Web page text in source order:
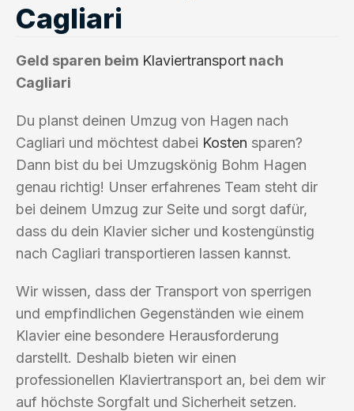
Cagliari
Geld sparen beim Klaviertransport nach
Cagliari
Du planst deinen Umzug von Hagen nach
Cagliari und möchtest dabei Kosten sparen?
Dann bist du bei Umzugskönig Bohm Hagen
genau richtig! Unser erfahrenes Team steht dir
bei deinem Umzug zur Seite und sorgt dafür,
dass du dein Klavier sicher und kostengünstig
nach Cagliari transportieren lassen kannst.
Wir wissen, dass der Transport von sperrigen
und empfindlichen Gegenständen wie einem
Klavier eine besondere Herausforderung
darstellt. Deshalb bieten wir einen
professionellen Klaviertransport an, bei dem wir
auf höchste Sorgfalt und Sicherheit setzen.